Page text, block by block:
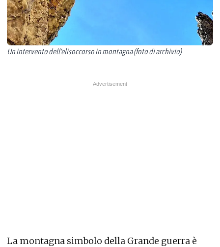
Un intervento dell'elisoccorso in montagna (foto di archivio)
La montagna simbolo della Grande guerra è